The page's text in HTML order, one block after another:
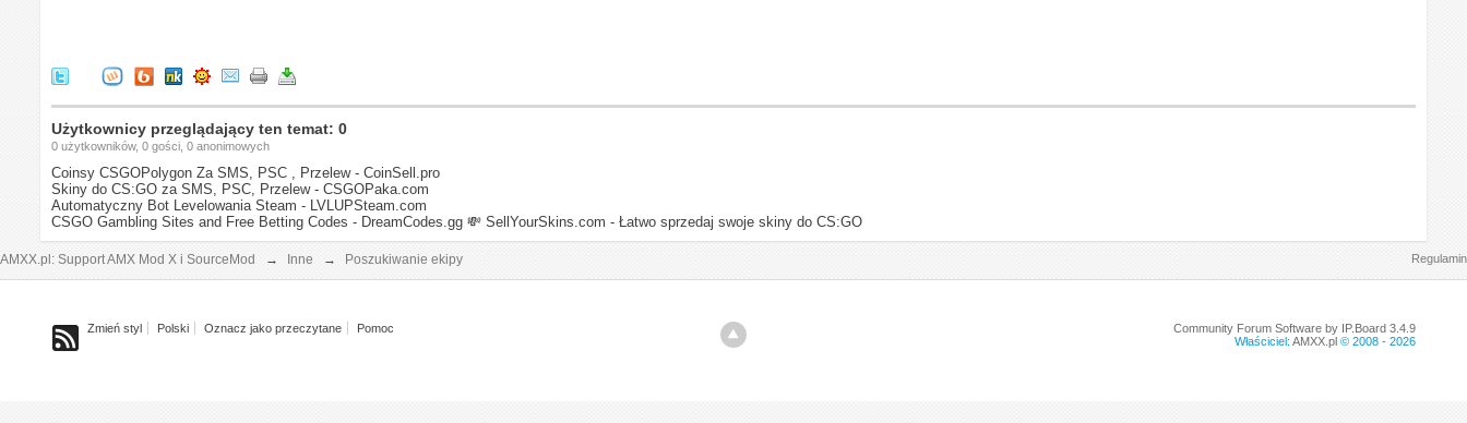
Użytkownicy przeglądający ten temat: 0
0 użytkowników, 0 gości, 0 anonimowych
Coinsy CSGOPolygon Za SMS, PSC , Przelew - CoinSell.pro
Skiny do CS:GO za SMS, PSC, Przelew - CSGOPaka.com
Automatyczny Bot Levelowania Steam - LVLUPSteam.com
CSGO Gambling Sites and Free Betting Codes - DreamCodes.gg 💸 SellYourSkins.com - Łatwo sprzedaj swoje skiny do CS:GO
AMXX.pl: Support AMX Mod X i SourceMod → Inne → Poszukiwanie ekipy Regulamin
Zmień styl Polski Oznacz jako przeczytane Pomoc
Community Forum Software by IP.Board 3.4.9
Właściciel: AMXX.pl© 2008 - 2026